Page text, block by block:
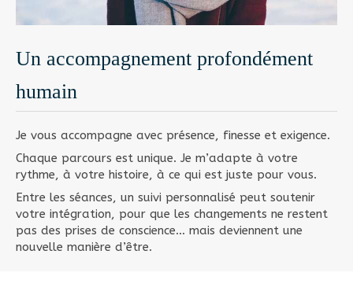
Un accompagnement profondément
humain
Je vous accompagne avec présence, finesse et exigence.
Chaque parcours est unique. Je m’adapte à votre
rythme, à votre histoire, à ce qui est juste pour vous.
Entre les séances, un suivi personnalisé peut soutenir
votre intégration, pour que les changements ne restent
pas des prises de conscience… mais deviennent une
nouvelle manière d’être.